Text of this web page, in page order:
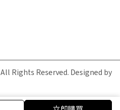
加入購物車
All Rights Reserved. Designed by